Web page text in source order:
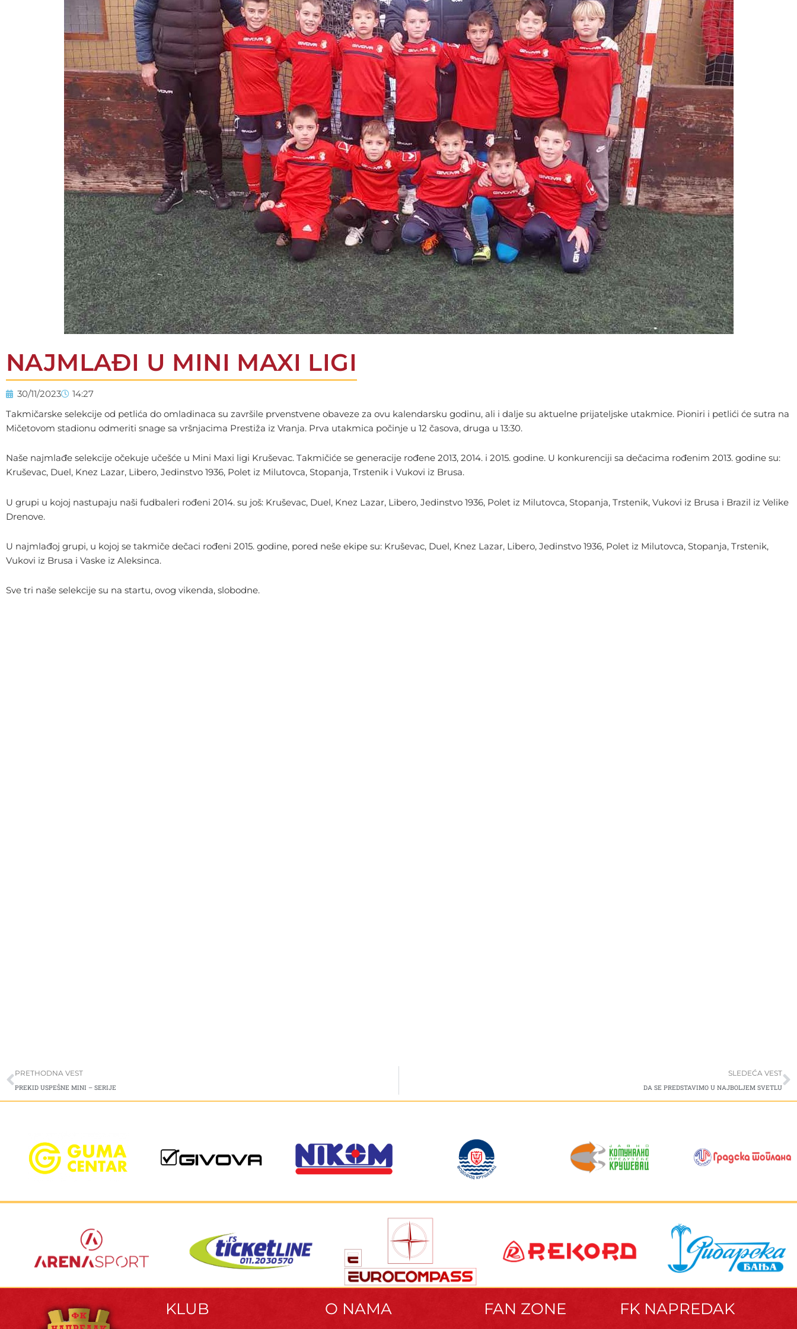
NAJMLAĐI U MINI MAXI LIGI
30/11/2023
14:27
Takmičarske selekcije od petlića do omladinaca su završile prvenstvene obaveze za ovu kalendarsku godinu, ali i dalje su aktuelne prijateljske utakmice. Pioniri i petlići će sutra na
Mičetovom stadionu odmeriti snage sa vršnjacima Prestiža iz Vranja. Prva utakmica počinje u 12 časova, druga u 13:30.
Naše najmlađe selekcije očekuje učešće u Mini Maxi ligi Kruševac. Takmičiće se generacije rođene 2013, 2014. i 2015. godine. U konkurenciji sa dečacima rođenim 2013. godine su:
Kruševac, Duel, Knez Lazar, Libero, Jedinstvo 1936, Polet iz Milutovca, Stopanja, Trstenik i Vukovi iz Brusa.
U grupi u kojoj nastupaju naši fudbaleri rođeni 2014. su još: Kruševac, Duel, Knez Lazar, Libero, Jedinstvo 1936, Polet iz Milutovca, Stopanja, Trstenik, Vukovi iz Brusa i Brazil iz Velike
Drenove.
U najmlađoj grupi, u kojoj se takmiče dečaci rođeni 2015. godine, pored neše ekipe su: Kruševac, Duel, Knez Lazar, Libero, Jedinstvo 1936, Polet iz Milutovca, Stopanja, Trstenik,
Vukovi iz Brusa i Vaske iz Aleksinca.
Sve tri naše selekcije su na startu, ovog vikenda, slobodne.
Prev
PRETHODNA VEST
PREKID USPEŠNE MINI – SERIJE
SLEDEĆA VEST
DA SE PREDSTAVIMO U NAJBOLJEM SVETLU
KLUB O NAMA FAN ZONE FK NAPREDAK